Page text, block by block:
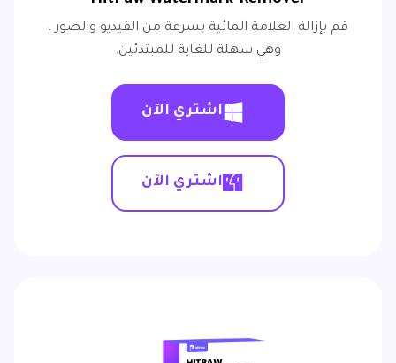
قم بإزالة العلامة المائية بسرعة من الفيديو والصور ،
وهي سهلة للغاية للمبتدئين.
اشتري الآن
اشتري الآن